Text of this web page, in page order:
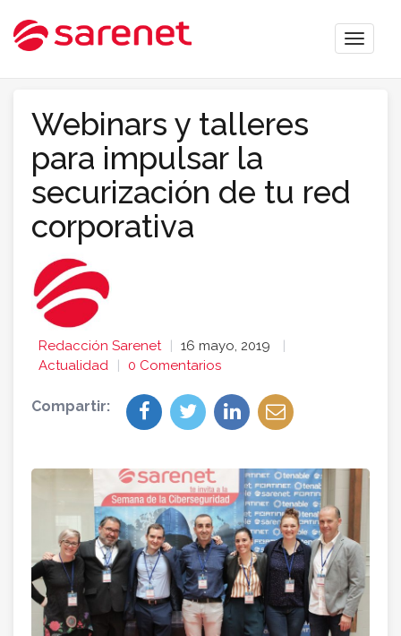
Toggle
Webinars y talleres
para impulsar la
securización de tu red
corporativa
Redacción Sarenet
16 mayo, 2019
Actualidad
0 Comentarios
Compartir: